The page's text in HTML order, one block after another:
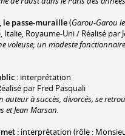
le passe-muraille(Garou-Garou
Royaume-Uni / Réalisé par
voleuse, un modeste
: interprétation
par Fred Pasquali
auteur à succès, divorcés, se
et Jean Marsan.
: interprétation (rôle :